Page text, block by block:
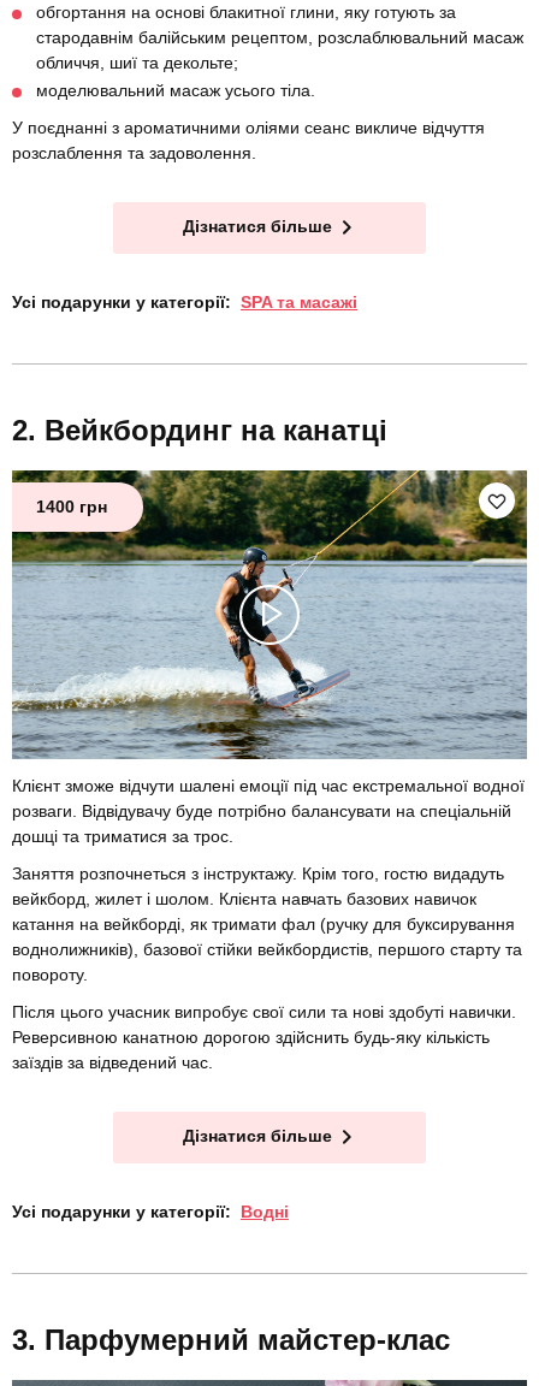
обгортання на основі блакитної глини, яку готують за
стародавнім балійським рецептом, розслаблювальний масаж
обличчя, шиї та декольте;
моделювальний масаж усього тіла.
У поєднанні з ароматичними оліями сеанс викличе відчуття
розслаблення та задоволення.
Дізнатися більше
Усі подарунки у категорії: SPA та масажі
Вейкбординг на канатці
1400 грн
Клієнт зможе відчути шалені емоції під час екстремальної водної
розваги. Відвідувачу буде потрібно балансувати на спеціальній
дошці та триматися за трос.
Заняття розпочнеться з інструктажу. Крім того, гостю видадуть
вейкборд, жилет і шолом. Клієнта навчать базових навичок
катання на вейкборді, як тримати фал (ручку для буксирування
воднолижників), базової стійки вейкбордистів, першого старту та
повороту.
Після цього учасник випробує свої сили та нові здобуті навички.
Реверсивною канатною дорогою здійснить будь-яку кількість
заїздів за відведений час.
Дізнатися більше
Усі подарунки у категорії: Водні
Парфумерний майстер-клас